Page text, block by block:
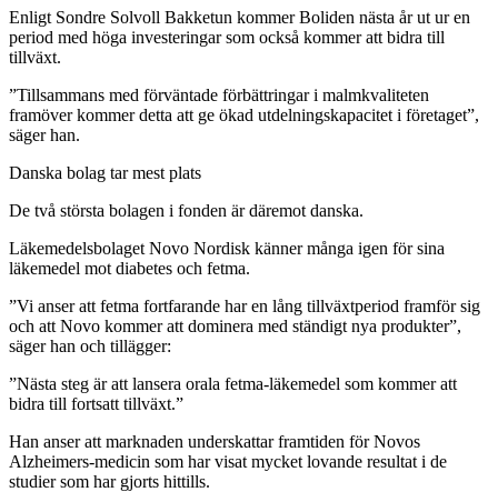
Enligt Sondre Solvoll Bakketun kommer Boliden nästa år ut ur en
period med höga investeringar som också kommer att bidra till
tillväxt.
”Tillsammans med förväntade förbättringar i malmkvaliteten
framöver kommer detta att ge ökad utdelningskapacitet i företaget”,
säger han.
Danska bolag tar mest plats
De två största bolagen i fonden är däremot danska.
Läkemedelsbolaget Novo Nordisk känner många igen för sina
läkemedel mot diabetes och fetma.
”Vi anser att fetma fortfarande har en lång tillväxtperiod framför sig
och att Novo kommer att dominera med ständigt nya produkter”,
säger han och tillägger:
”Nästa steg är att lansera orala fetma-läkemedel som kommer att
bidra till fortsatt tillväxt.”
Han anser att marknaden underskattar framtiden för Novos
Alzheimers-medicin som har visat mycket lovande resultat i de
studier som har gjorts hittills.